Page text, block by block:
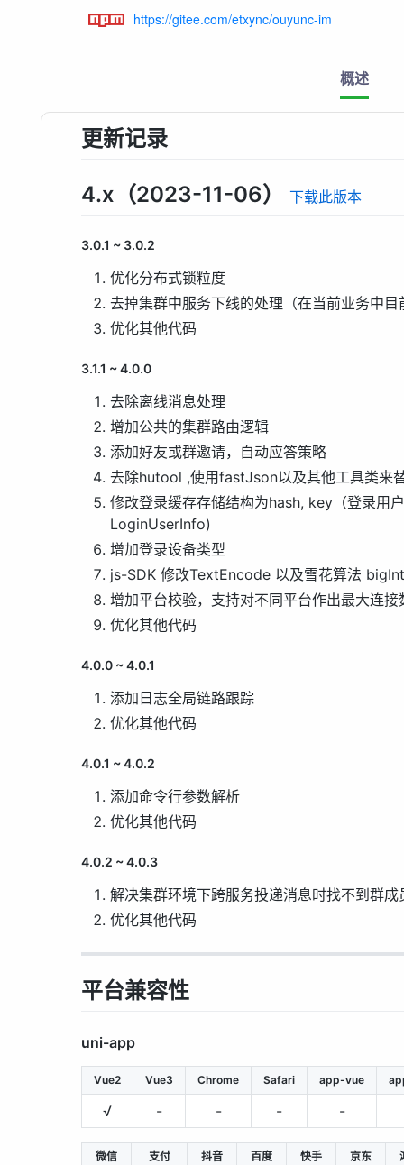
https://gitee.com/etxync/ouyunc-im
概述
更新记录
4.x（2023-11-06） 下载此版本
3.0.1 ~ 3.0.2
优化分布式锁粒度
去掉集群中服务下线的处理（在当前业务中
优化其他代码
3.1.1 ~ 4.0.0
去除离线消息处理
增加公共的集群路由逻辑
添加好友或群邀请，自动应答策略
去除hutool ,使用fastJson以及其他工具类来
修改登录缓存存储结构为hash, key（登录用
LoginUserInfo)
增加登录设备类型
js-SDK 修改TextEncode 以及雪花算法
增加平台校验，支持对不同平台作出最大连接
优化其他代码
4.0.0 ~ 4.0.1
添加日志全局链路跟踪
优化其他代码
4.0.1 ~ 4.0.2
添加命令行参数解析
优化其他代码
4.0.2 ~ 4.0.3
解决集群环境下跨服务投递消息时找不到群成
优化其他代码
平台兼容性
uni-app
Vue2 Vue3 Chrome Safari app-vue
√ - - - -
微信
支付
抖音
百度
快手
京东